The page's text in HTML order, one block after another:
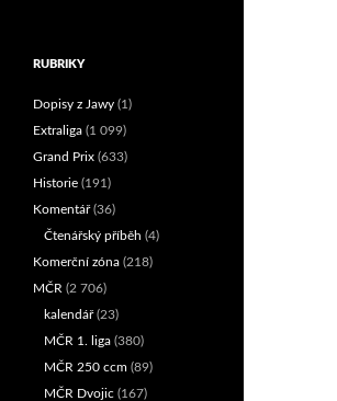
RUBRIKY
Dopisy z Jawy (1)
Extraliga (1 099)
Grand Prix (633)
Historie (191)
Komentář(36)
Čtenářský příběh (4)
Komerční zóna (218)
MČR (2 706)
kalendář(23)
MČR 1. liga (380)
MČR 250 ccm (89)
MČR Dvojic (167)